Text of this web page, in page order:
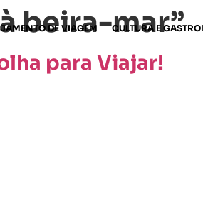
DE VIAGEM CULTURA E
beira-mar”
para Viajar!